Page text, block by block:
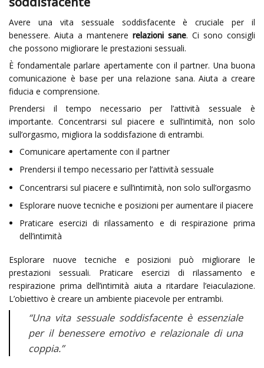
Avere una vita sessuale soddisfacente è cruciale per il
benessere. Aiuta a mantenere relazioni sane. Ci sono consigli
che possono migliorare le prestazioni sessuali.
È fondamentale parlare apertamente con il partner. Una buona
comunicazione è base per una relazione sana. Aiuta a creare
fiducia e comprensione.
Prendersi il tempo necessario per l’attività sessuale è
importante. Concentrarsi sul piacere e sull’intimità, non solo
sull’orgasmo, migliora la soddisfazione di entrambi.
Comunicare apertamente con il partner
Prendersi il tempo necessario per l’attività sessuale
Concentrarsi sul piacere e sull’intimità, non solo sull’orgasmo
Esplorare nuove tecniche e posizioni per aumentare il piacere
Praticare esercizi di rilassamento e di respirazione prima
dell’intimità
Esplorare nuove tecniche e posizioni può migliorare le
prestazioni sessuali. Praticare esercizi di rilassamento e
respirazione prima dell’intimità aiuta a ritardare l’eiaculazione.
L’obiettivo è creare un ambiente piacevole per entrambi.
“Una vita sessuale soddisfacente è essenziale
per il benessere emotivo e relazionale di una
coppia.”